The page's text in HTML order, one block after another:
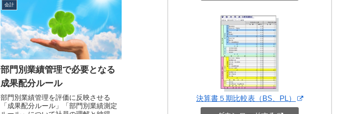
会計
部門別業績管理で必要となる
成果配分ルール
部門別業績管理を評価に反映させる
「成果配分ルール」「部門別業績測定
決算書５期比較表（BS、PL）